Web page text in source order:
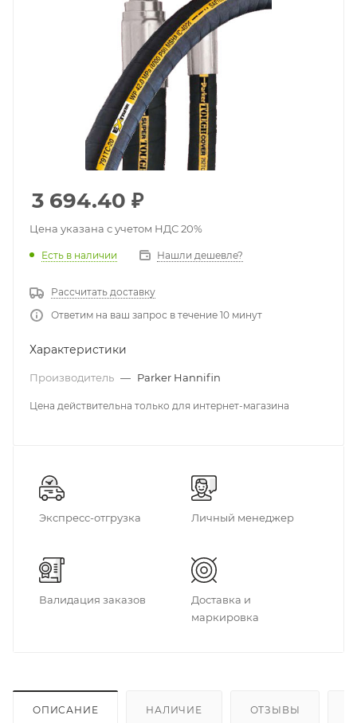
3 694.40 ₽
Цена указана с учетом НДС 20%
Есть в наличии Нашли дешевле?
Рассчитать доставку
Ответим на ваш запрос в течение 10 минут
Характеристики
Производитель — Parker Hannifin
Цена действительна только для интернет-магазина
Экспресс-отгрузка Личный менеджер
Валидация заказов
Доставка и
маркировка
ОПИСАНИЕ НАЛИЧИЕ ОТЗЫВЫ